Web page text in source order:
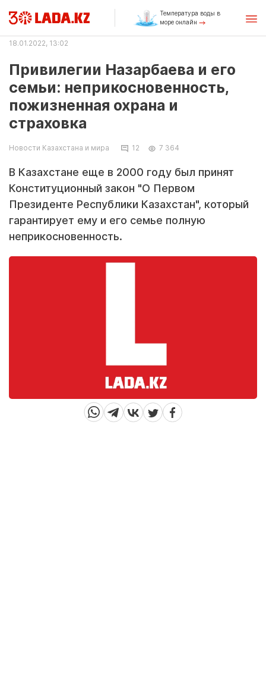
Температура воды в
море онлайн
18.01.2022, 13:02
Привилегии Назарбаева и его
семьи: неприкосновенность,
пожизненная охрана и
страховка
Новости Казахстана и мира 12 7 364
В Казахстане еще в 2000 году был принят
Конституционный закон "О Первом
Президенте Республики Казахстан", который
гарантирует ему и его семье полную
неприкосновенность.